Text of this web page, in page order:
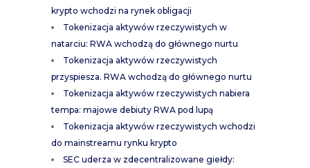
krypto wchodzi na rynek obligacji
Tokenizacja aktywów rzeczywistych w
natarciu: RWA wchodzą do głównego nurtu
Tokenizacja aktywów rzeczywistych
przyspiesza. RWA wchodzą do głównego nurtu
Tokenizacja aktywów rzeczywistych nabiera
tempa: majowe debiuty RWA pod lupą
Tokenizacja aktywów rzeczywistych wchodzi
do mainstreamu rynku krypto
SEC uderza w zdecentralizowane giełdy: